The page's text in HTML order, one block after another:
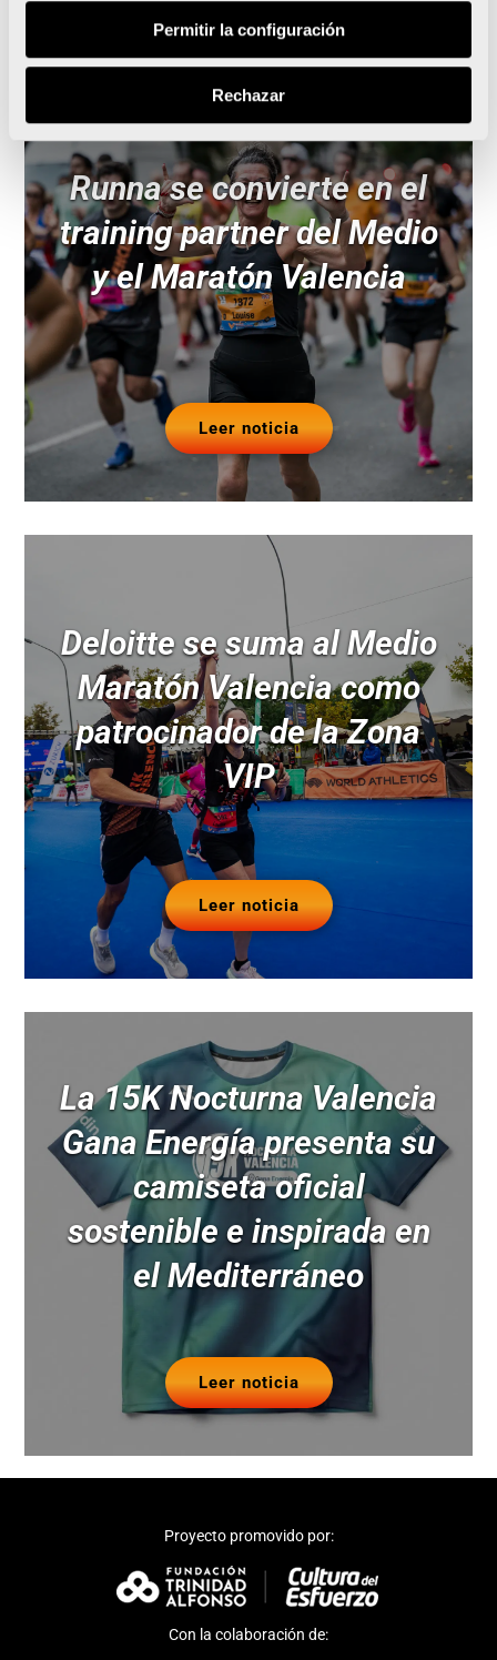
Permitir la configuración
Rechazar
Noticias relacionadas
Runna se convierte en el
training partner del Medio
y el Maratón Valencia
Leer noticia
Deloitte se suma al Medio
Maratón Valencia como
patrocinador de la Zona
VIP
Leer noticia
La 15K Nocturna Valencia
Gana Energía presenta su
camiseta oficial
sostenible e inspirada en
el Mediterráneo
Leer noticia
Proyecto promovido por:
Con la colaboración de: